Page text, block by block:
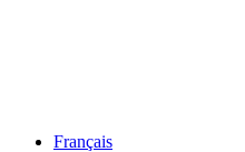
Français